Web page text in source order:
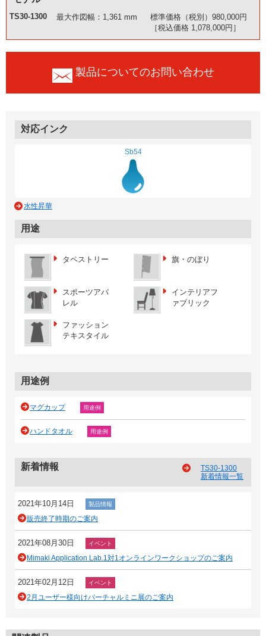
TS30-1300 最大作図幅：1,361 mm
標準価格（税別）980,000円
［税込価格 1,078,000円］
製品についてのお問い合わせ
対応インク
Sb54
水性昇華
用途
タペストリー 旗・のぼり
スポーツアパ
レル
インテリアフ
ァブリック
ファッション
テキスタイル
用途例
マグカップ 用途例
ハンドタオル 用途例
新着情報
TS30-1300
新着情報一覧
2021年10月14日 製品情報
販売終了時期のご案内
2021年08月30日 イベント
Mimaki Application Lab.1対1オンラインワークショップのご案内
2021年02月12日 イベント
2月ユーザー様向けバーチャルミニ展のご案内